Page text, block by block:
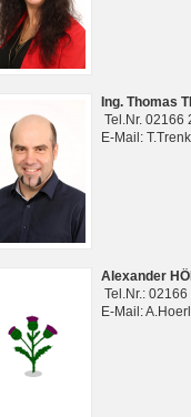
Ing. Thomas
Tel.Nr. 02166
E-Mail:
Alexander
Tel.Nr.:
E-Mail: